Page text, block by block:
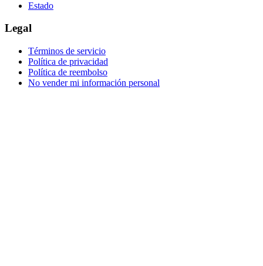
Estado
Legal
Términos de servicio
Política de privacidad
Política de reembolso
No vender mi información personal